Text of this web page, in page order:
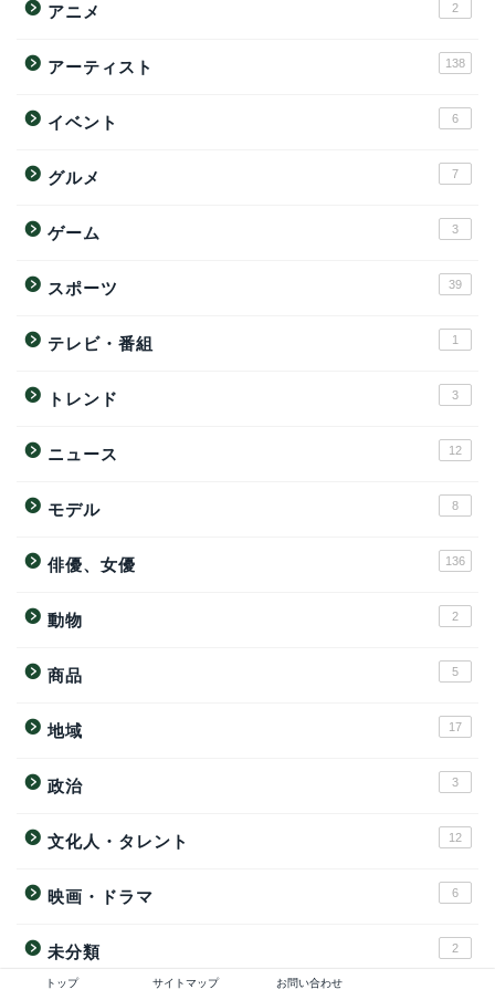
アニメ 2
アーティスト 138
イベント 6
グルメ 7
ゲーム 3
スポーツ 39
テレビ・番組 1
トレンド 3
ニュース 12
モデル 8
俳優、女優 136
動物 2
商品 5
地域 17
政治 3
文化人・タレント 12
映画・ドラマ 6
未分類 2
トップ サイトマップ お問い合わせ